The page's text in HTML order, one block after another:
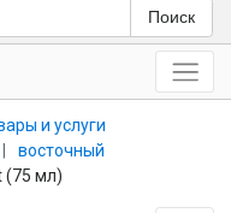
Поиск
и услуги
восточный
(75 мл)